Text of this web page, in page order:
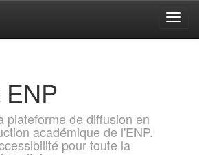
plateforme de diffusion en
académique de l'ENP.
pour toute la